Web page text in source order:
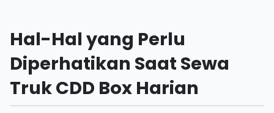
Hal-Hal yang Perlu
Diperhatikan Saat Sewa
Truk CDD Box Harian